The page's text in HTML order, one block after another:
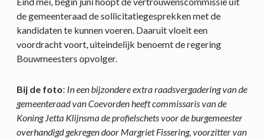
de gemeenteraad de sollicitatiegesprekken met de
kandidaten te kunnen voeren. Daaruit vloeit een
voordracht voort, uiteindelijk benoemt de regering
Bouwmeesters opvolger.
Bij de foto: In een bijzondere extra raadsvergadering van de
gemeenteraad van Coevorden heeft commissaris van de
Koning Jetta Klijnsma de profielschets voor de burgemeester
overhandigd gekregen door Margriet Fissering, voorzitter van